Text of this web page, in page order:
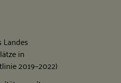
in
2019–2022)